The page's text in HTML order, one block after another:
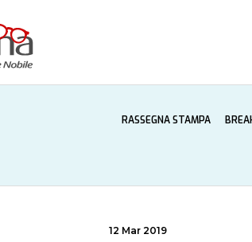
RASSEGNA STAMPA
12 Mar 2019